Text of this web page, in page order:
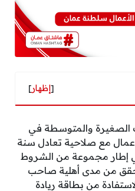
[إظهار]
الصغيرة والمتوسطة في
مع صلاحية تعادل سنة
إطار مجموعة من الشروط
من مدى أهلية صاحب
من بطاقة ريادة